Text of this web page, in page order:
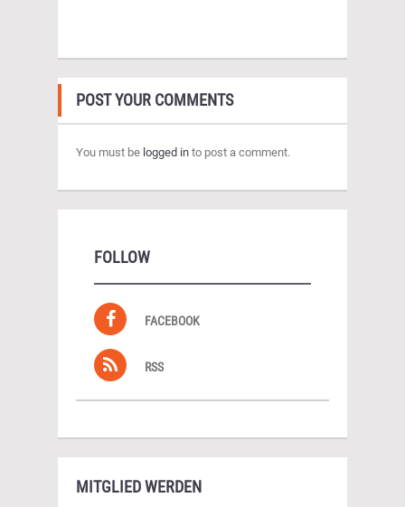
POST YOUR COMMENTS
You must be logged in to post a comment.
FOLLOW
FACEBOOK
RSS
MITGLIED WERDEN